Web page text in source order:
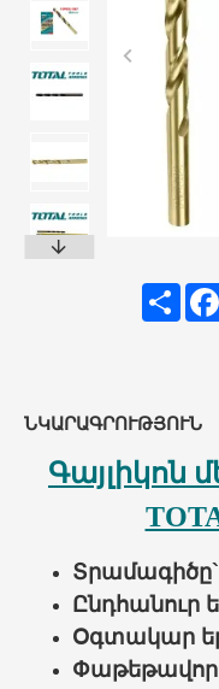
ՆԿԱՐԱԳՐՈՒԹՅՈՒՆ
Գայլիկոն
Ընդհանուր
Օգտակար